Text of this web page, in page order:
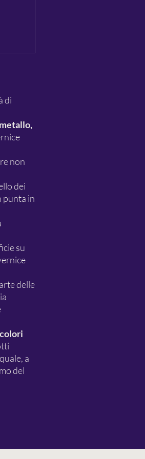
di
non
dei
punta in
su
delle
a
del